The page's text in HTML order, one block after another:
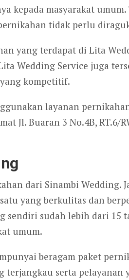
kepada masyarakat
tidak perlu
yang terdapat di Lita
Wedding Service juga
kompetitif.
layanan
Jl. Buaran 3 No.4B, RT.6/
dari Sinambi Wedding.
yang berkulitas dan
sendiri sudah lebih dari 15
umum.
beragam paket
terjangkau serta pelayanan